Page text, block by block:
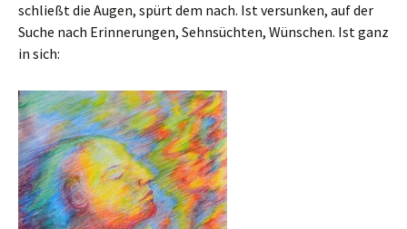
schließt die Augen, spürt dem nach. Ist versunken, auf der
Suche nach Erinnerungen, Sehnsüchten, Wünschen. Ist ganz
in sich: